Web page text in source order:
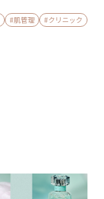
#肌管理
#クリニック